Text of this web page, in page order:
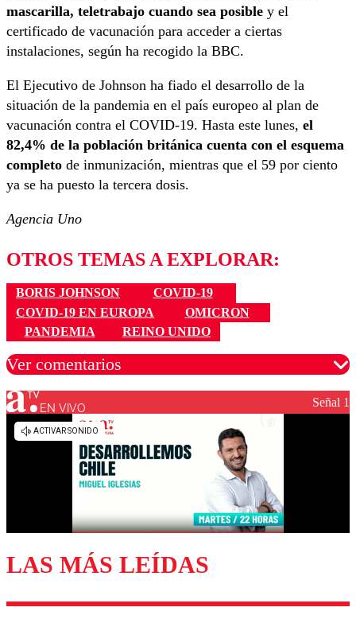
mascarilla, teletrabajo cuando sea posible y el
certificado de vacunación para acceder a ciertas
instalaciones, según ha recogido la BBC.
El Ejecutivo de Johnson ha fiado el desarrollo de la
situación de la pandemia en el país europeo al plan de
vacunación contra el COVID-19. Hasta este lunes, el
82,4% de la población británica cuenta con el esquema
completo de inmunización, mientras que el 59 por ciento
ya se ha puesto la tercera dosis.
Agencia Uno
OTROS TEMAS A EXPLORAR:
BORIS JOHNSON
COVID-19
COVID-19 EN EUROPA
OMICRON
PANDEMIA
REINO UNIDO
Ver comentarios
Los comentarios son moderados para garantizar un
diálogo respetuoso.
Enviar comentario
EN VIVO Señal 1
LAS MÁS LEÍDAS